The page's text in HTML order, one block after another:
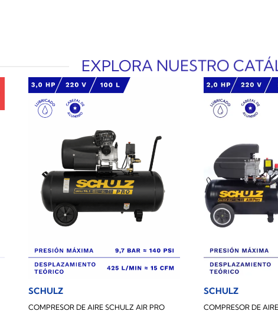
EXPLORA NUESTRO
SCHULZ
COMPRESOR DE AIRE SCHULZ AIR PRO
SCHULZ
COMPRESOR DE